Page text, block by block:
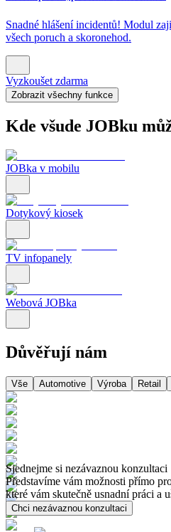
Snadné hlášení incidentů! Modul
všech poruch a skoronehod.
Vyzkoušet zdarma
Zobrazit všechny funkce
Kde všude JOBku
JOBka v mobilu
Dotykový kiosek
TV infopanely
Webová JOBka
Důvěřují nám
Vše Automotive Výroba Retail
Sjednejme si nezávaznou konzultaci
Představíme vám možnosti přímo
které vám skutečně usnadní práci a
Chci nezávaznou konzultaci